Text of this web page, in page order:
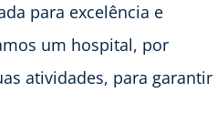
para excelência e
um hospital, por
atividades, para garantir